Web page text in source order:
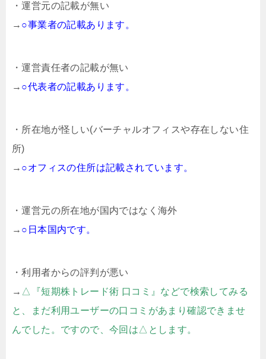
・運営元の記載が無い
→ ○事業者の記載あります。
・運営責任者の記載が無い
→ ○代表者の記載あります。
・所在地が怪しい(バーチャルオフィスや存在しない住
所)
→ ○オフィスの住所は記載されています。
・運営元の所在地が国内ではなく海外
→ ○日本国内です。
・利用者からの評判が悪い
→ △『短期株トレード術 口コミ』などで検索してみる
と、まだ利用ユーザーの口コミがあまり確認できませ
んでした。ですので、今回は△とします。